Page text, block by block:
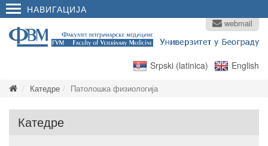
НАВИГАЦИЈА
Srpski (latinica) English
webmail
Катедре Патолошка физиологија
Катедре